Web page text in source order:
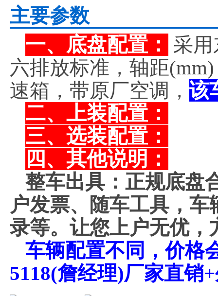
主要参数
一、底盘配置：
采
六排放标准，轴距
速箱，带原厂空调， 该
二、上装配置：
三、选装配置：
四、其他说明：
整车出具：正规底盘
户发票、随车工具，
录等。让您上户无优，
车辆配置不同，价格
5118(詹经理)厂家直销